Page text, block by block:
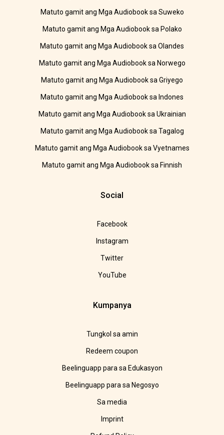
Matuto gamit ang Mga Audiobook sa Suweko
Matuto gamit ang Mga Audiobook sa Polako
Matuto gamit ang Mga Audiobook sa Olandes
Matuto gamit ang Mga Audiobook sa Norwego
Matuto gamit ang Mga Audiobook sa Griyego
Matuto gamit ang Mga Audiobook sa Indones
Matuto gamit ang Mga Audiobook sa Ukrainian
Matuto gamit ang Mga Audiobook sa Tagalog
Matuto gamit ang Mga Audiobook sa Vyetnames
Matuto gamit ang Mga Audiobook sa Finnish
Social
Facebook
Instagram
Twitter
YouTube
Kumpanya
Tungkol sa amin
Redeem coupon
Beelinguapp para sa Edukasyon
Beelinguapp para sa Negosyo
Sa media
Imprint